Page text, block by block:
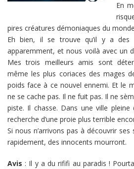
En
pires créatures démoniaques du
Eh bien, il se trouve qu’il y a des
apparemment, et nous voilà avec un
Mes trois meilleurs amis sont
même les plus coriaces des mages
poids face à ce nouvel ennemi. Et le
ne se cache pas. Il ne fuit pas. Il ne
piste. Il chasse. Dans une ville
recherche d’une proie plus terrible
Si nous n’arrivons pas à découvrir
rapidement, des innocents mourront.
Avis : Il y a du rififi au paradis !